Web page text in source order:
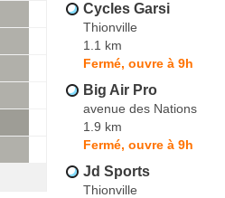
Cycles Garsi
Thionville
1.1 km
Fermé, ouvre à 9h
Big Air Pro
avenue des Nations
1.9 km
Fermé, ouvre à 9h
Jd Sports
Thionville